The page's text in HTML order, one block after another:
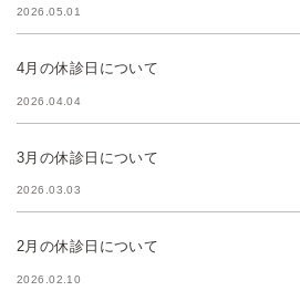
2026.05.01
4月の休診日について
2026.04.04
3月の休診日について
2026.03.03
2月の休診日について
2026.02.10